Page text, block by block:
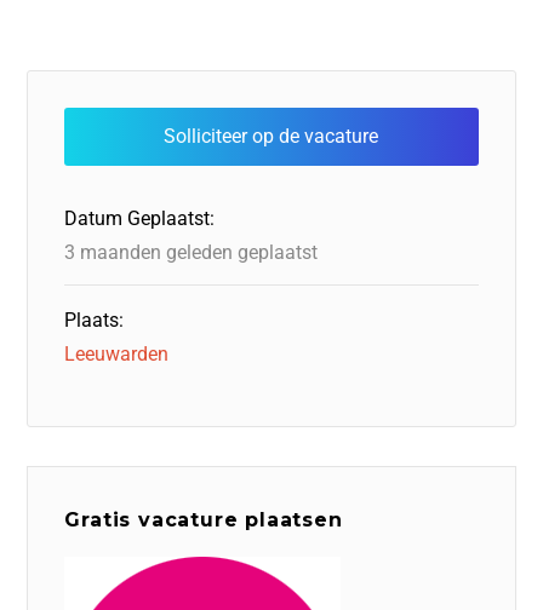
e
b
o
o
k
e
dI
n
o
d
o
n
a
d
s
s
A
p
l
Datum Geplaatst:
3 maanden geleden geplaatst
Plaats:
Leeuwarden
Gratis vacature plaatsen